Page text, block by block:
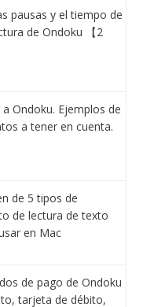
pausas y el tiempo de
de Ondoku 【2
Ondoku. Ejemplos de
a tener en cuenta.
de 5 tipos de
de lectura de texto
en Mac
de pago de Ondoku
tarjeta de débito,